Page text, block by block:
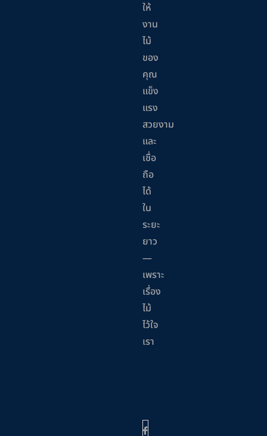
ให้
งาน
ไม้
ของ
คุณ
แข็ง
แรง
สวยงาม
และ
เชื่อ
ถือ
ได้
ใน
ระยะ
ยาว
—
เพราะ
เรื่อง
ไม้
ไว้ใจ
เรา